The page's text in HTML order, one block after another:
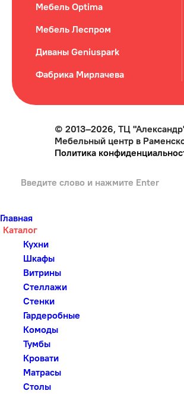
Мебель Optima
Мебель Леспром
Диваны Geniuspark
Фабрика Мирлачева
© 2013–2026, ТЦ
Мебельный центр в
Политика
Главная
Каталог
Кухни
Шкафы
Витрины
Стеллажи
Стенки
Гардеробные
Комоды
Тумбы
Кровати
Матрасы
Столы